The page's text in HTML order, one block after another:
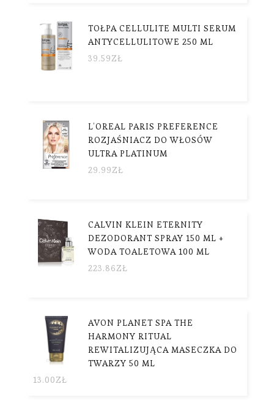
TOŁPA CELLULITE MULTI SERUM
ANTYCELLULITOWE 250 ML
39.59ZŁ
L’OREAL PARIS PREFERENCE
ROZJAŚNIACZ DO WŁOSÓW
ULTRA PLATINUM
29.99ZŁ
CALVIN KLEIN ETERNITY
DEZODORANT SPRAY 150 ML +
WODA TOALETOWA 100 ML
223.86ZŁ
AVON PLANET SPA THE
HARMONY RITUAL
REWITALIZUJĄCA MASECZKA DO
TWARZY 50 ML
13.00ZŁ